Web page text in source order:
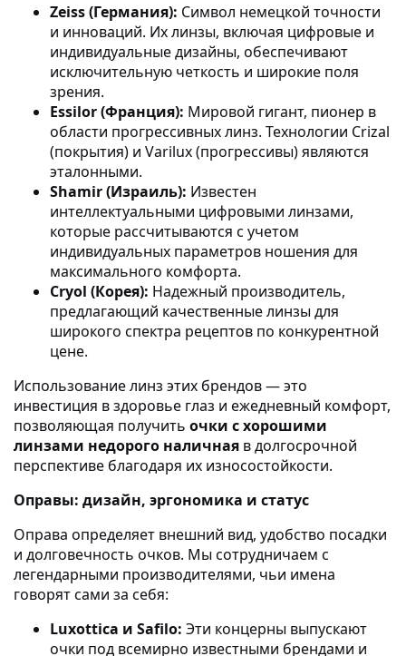
Zeiss (Германия): Символ немецкой точности
и инноваций. Их линзы, включая цифровые и
индивидуальные дизайны, обеспечивают
исключительную четкость и широкие поля
зрения.
Essilor (Франция): Мировой гигант, пионер в
области прогрессивных линз. Технологии Crizal
(покрытия) и Varilux (прогрессивы) являются
эталонными.
Shamir (Израиль): Известен
интеллектуальными цифровыми линзами,
которые рассчитываются с учетом
индивидуальных параметров ношения для
максимального комфорта.
Cryol (Корея): Надежный производитель,
предлагающий качественные линзы для
широкого спектра рецептов по конкурентной
цене.
Использование линз этих брендов — это
инвестиция в здоровье глаз и ежедневный комфорт,
позволяющая получить очки с хорошими
линзами недорого наличная в долгосрочной
перспективе благодаря их износостойкости.
Оправы: дизайн, эргономика и статус
Оправа определяет внешний вид, удобство посадки
и долговечность очков. Мы сотрудничаем с
легендарными производителями, чьи имена
говорят сами за себя:
Luxottica и Safilo: Эти концерны выпускают
очки под всемирно известными брендами и